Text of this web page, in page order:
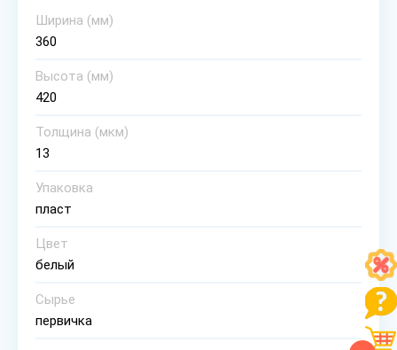
Ширина (мм)
360
Высота (мм)
420
Толщина (мкм)
13
Упаковка
пласт
Цвет
белый
Сырье
первичка